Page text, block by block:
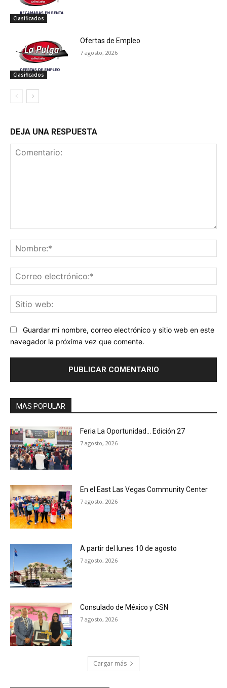
Clasificados
Clasificados
Ofertas de Empleo
7 agosto, 2026
DEJA UNA RESPUESTA
Guardar mi nombre, correo electrónico y sitio web en este
navegador la próxima vez que comente.
MAS POPULAR
Feria La Oportunidad… Edición 27
7 agosto, 2026
En el East Las Vegas Community Center
7 agosto, 2026
A partir del lunes 10 de agosto
7 agosto, 2026
Consulado de México y CSN
7 agosto, 2026
Cargar más